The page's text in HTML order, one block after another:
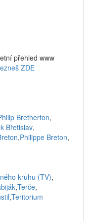
přehled www
ZDE
Bretherton,
Břetislav,
,Philippe Breton,
kruhu (TV),
,Terče,
,Teritorium